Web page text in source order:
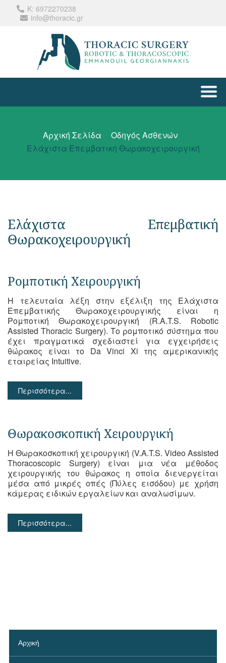
Κ: 6972270238
info@thoracic.gr
Αρχική Σελίδα
Οδηγός Ασθενών
Ελάχιστα Επεμβατική Θωρακοχειρουργική
Ελάχιστα Επεμβατική
Θωρακοχειρουργική
Ρομποτική Χειρουργική
Η τελευταία λέξη στην εξέλιξη της Ελάχιστα
Επεμβατικής Θωρακοχειρουργικής είναι η
Ρομποτική Θωρακοχειρουργική (R.A.T.S. Robotic
Assisted Thoracic Surgery). Το ρομποτικό σύστημα που
έχει πραγματικά σχεδιαστεί για εγχειρήσεις
θώρακος είναι το Da Vinci Xi της αμερικανικής
εταιρείας Intuitive.
Περισσότερα...
Θωρακοσκοπική Χειρουργική
Η Θωρακοσκοπική χειρουργική (V.A.T.S. Video Assisted
Thoracoscopic Surgery) είναι μια νέα μέθοδος
χειρουργικής του θώρακος η οποία διενεργείται
μέσα από μικρές οπές (Πύλες εισόδου) με χρήση
κάμερας ειδικών εργαλείων και αναλωσίμων.
Περισσότερα...
Αρχική